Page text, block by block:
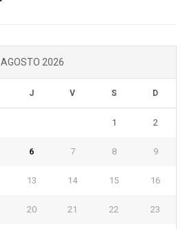
AGOSTO 2026
J V S D
1 2
6 7 8 9
13 14 15 16
20 21 22 23